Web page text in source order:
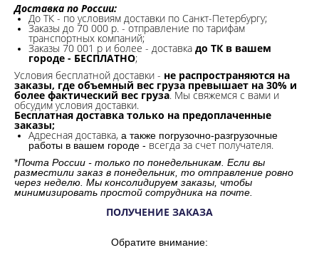
Доставка по России:
До ТК - по условиям доставки по Санкт-Петербургу;
Заказы до 70 000 р. - отправление по тарифам
транспортных компаний;
Заказы 70 001 р и более - доставка до ТК в вашем
городе - БЕСПЛАТНО;
Условия бесплатной доставки - не распространяются на
заказы, где объемный вес груза превышает на 30% и
более фактический вес груза. Мы свяжемся с вами и
обсудим условия доставки.
Бесплатная доставка только на предоплаченные
заказы;
Адресная доставка, а также погрузочно-разгрузочные
работы в вашем городе - всегда за счет получателя.
*Почта России - только по понедельникам. Если вы
разместили заказ в понедельник, то отправление ровно
через неделю. Мы консолидируем заказы, чтобы
минимизировать простой сотрудника на почте.
ПОЛУЧЕНИЕ ЗАКАЗА
Обратите внимание: